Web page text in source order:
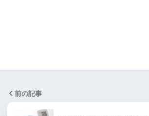
前の記事